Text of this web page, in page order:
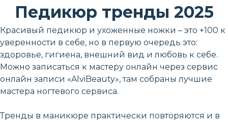
Педикюр тренды 2025
Красивый педикюр и ухоженные ножки – это +100 к
уверенности в себе, но в первую очередь это:
здоровье, гигиена, внешний вид и любовь к себе.
Можно записаться к мастеру онлайн через сервис
онлайн записи «AlviBeauty», там собраны лучшие
мастера ногтевого сервиса.
Тренды в маникюре практически повторяются и в